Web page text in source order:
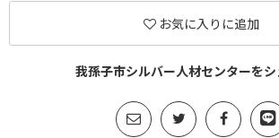
お気に入りに追加
我孫子市シルバー人材センターを